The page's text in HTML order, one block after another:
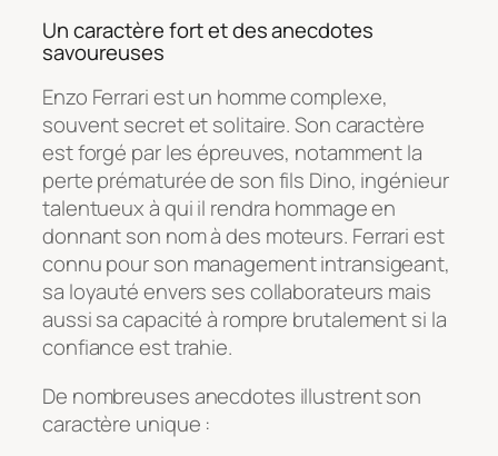
Un caractère fort et des anecdotes
savoureuses
Enzo Ferrari est un homme complexe,
souvent secret et solitaire. Son caractère
est forgé par les épreuves, notamment la
perte prématurée de son fils Dino, ingénieur
talentueux à qui il rendra hommage en
donnant son nom à des moteurs. Ferrari est
connu pour son management intransigeant,
sa loyauté envers ses collaborateurs mais
aussi sa capacité à rompre brutalement si la
confiance est trahie.
De nombreuses anecdotes illustrent son
caractère unique :